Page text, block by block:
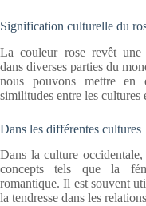
Signification culturelle du
La couleur rose revêt
dans diverses parties du
nous pouvons mettre en
similitudes entre les cultures
Dans les différentes cultures
Dans la culture
concepts tels que la
romantique. Il est souvent
la tendresse dans les